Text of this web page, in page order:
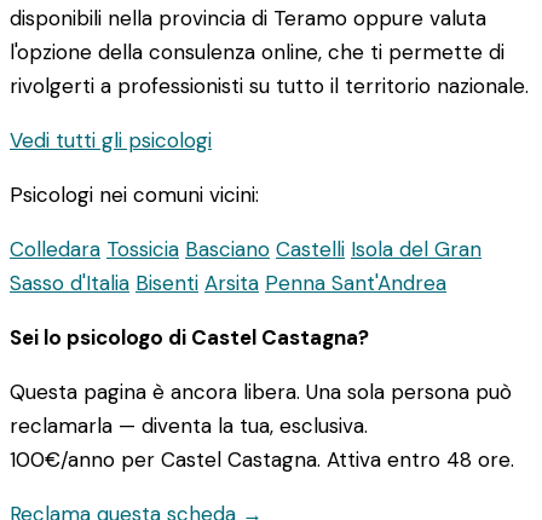
disponibili nella provincia di Teramo oppure valuta
l'opzione della consulenza online, che ti permette di
rivolgerti a professionisti su tutto il territorio nazionale.
Vedi tutti gli psicologi
Psicologi nei comuni vicini:
Colledara Tossicia Basciano Castelli Isola del Gran
Sasso d'Italia Bisenti Arsita Penna Sant'Andrea
Sei lo psicologo di Castel Castagna?
Questa pagina è ancora libera. Una sola persona può
reclamarla — diventa la tua, esclusiva.
100€/anno per Castel Castagna. Attiva entro 48 ore.
Reclama questa scheda →